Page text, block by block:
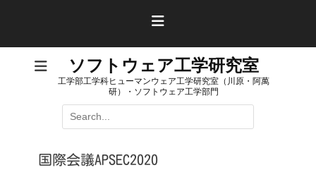
ソフトウェア工学研究室
工学部工学科ヒューマンウェア工学研究室（川原・阿萬
研）・ソフトウェア工学部門
検
索:
国際会議APSEC2020